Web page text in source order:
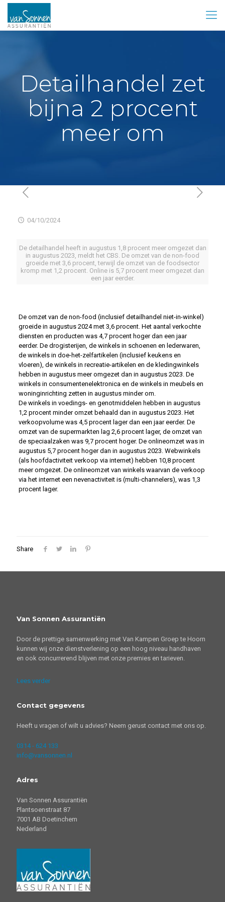
Detailhandel zet
bijna 2 procent
meer om
04/10/2024
De detailhandel heeft in augustus 1,8 procent meer omgezet dan
in augustus 2023, meldt het CBS. De omzet van de non-food
groeide met 3,6 procent, terwijl de omzet van de foodsector
kromp met 1,2 procent. Online is 5,7 procent meer omgezet dan
een jaar eerder.
De omzet van de non-food (inclusief detailhandel niet-in-winkel)
groeide in augustus 2024 met 3,6 procent. Het aantal verkochte
diensten en producten was 4,7 procent hoger dan een jaar
eerder. De drogisterijen, de winkels in schoenen en lederwaren,
de winkels in doe-het-zelfartikelen (inclusief keukens en
vloeren), de winkels in recreatie-artikelen en de kledingwinkels
hebben in augustus meer omgezet dan in augustus 2023. De
winkels in consumentenelektronica en de winkels in meubels en
woninginrichting zetten in augustus minder om.
De winkels in voedings- en genotmiddelen hebben in augustus
1,2 procent minder omzet behaald dan in augustus 2023. Het
verkoopvolume was 4,5 procent lager dan een jaar eerder. De
omzet van de supermarkten lag 2,6 procent lager, de omzet van
de speciaalzaken was 9,7 procent hoger. De onlineomzet was in
augustus 5,7 procent hoger dan in augustus 2023. Webwinkels
(als hoofdactiviteit verkoop via internet) hebben 10,8 procent
meer omgezet. De onlineomzet van winkels waarvan de verkoop
via het internet een nevenactiviteit is (multi-channelers), was 1,3
procent lager.
Share
Van Sonnen Assurantiën
Door de prettige samenwerking met Van Kampen Groep te Hoorn
kunnen wij onze dienstverlening op een hoog niveau handhaven
en ook concurrerend blijven met onze premies en tarieven.
Lees verder
Contact gegevens
Heeft u vragen of wilt u advies? Neem gerust contact met ons op.
0314 - 624 133
info@vansonnen.nl
Adres
Van Sonnen Assurantiën
Plantsoenstraat 87
7001 AB Doetinchem
Nederland